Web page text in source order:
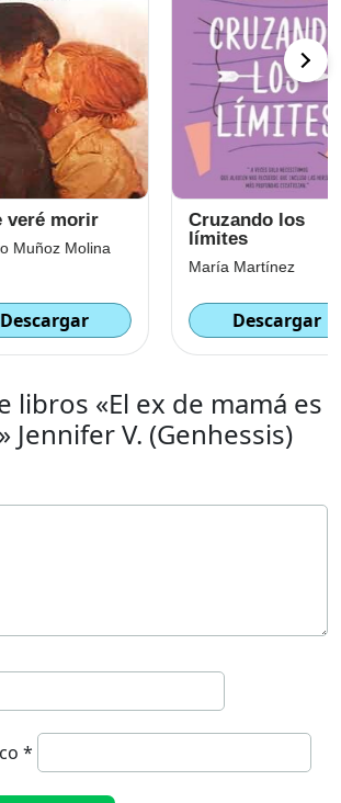
Cruzando los
María Martínez
Descargar
libros «El ex de mamá es
Jennifer V. (Genhessis)
*